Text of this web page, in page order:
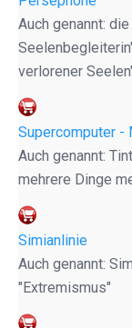
Auch genannt:
verlorener
Supercomputer -
Auch genannt:
mehrere Dinge
Simianlinie
Auch genannt:
"Extremismus"